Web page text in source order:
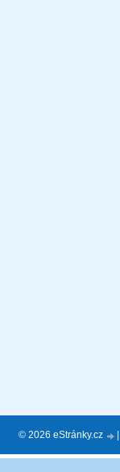
© 2026 eStránky.cz